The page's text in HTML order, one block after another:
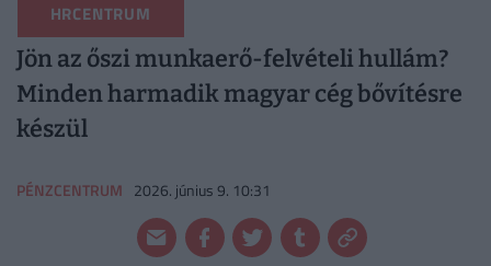
HRCENTRUM
Jön az őszi munkaerő-felvételi hullám?
Minden harmadik magyar cég bővítésre
készül
PÉNZCENTRUM 2026. június 9. 10:31